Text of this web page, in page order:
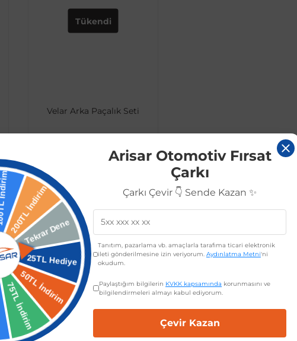
Tükendi
Velar Arka Paçalık Seti
6.278,00 TL
Stokta Yok
arka kısmına monte edilen ve tekerleklerin fırlattığı
engelleyen koruyucu bir otomotiv parçasıdır. Paçalıklar, hem
üstlenir. Özellikle zorlu hava koşullarında ve bozuk yollarda,
bakım maliyetlerini azaltır.
Arisar Otomotiv Fırsat
Çarkı
Çarkı Çevir 👇 Sende Kazan ✨
Tanıtım, pazarlama vb. amaçlarla tarafıma ticari elektronik
ileti gönderilmesine izin veriyorum. Aydınlatma Metni'ni
okudum.
Paylaştığım bilgilerin KVKK kapsamında korunmasını ve
bilgilendirmeleri almayı kabul ediyorum.
Çevir Kazan